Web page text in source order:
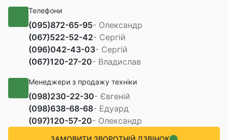
Телефони
(095)872-65-95- Олександр
(067)522-52-42- Сергій
(096)042-43-03- Сергій
(067)120-27-20- Владислав
Менеджери з продажу техніки
(098)230-22-30- Євгеній
(098)638-68-68- Едуард
(097)120-57-20- Олександр